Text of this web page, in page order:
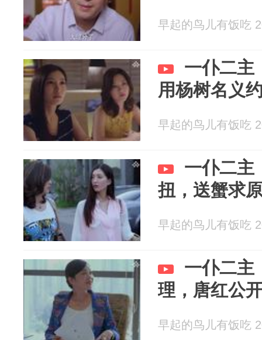
早起的鸟儿有饭吃
一仆二主
用杨树名义
早起的鸟儿有饭吃
一仆二主
扭，送蟹求
早起的鸟儿有饭吃
一仆二主
理，唐红公
早起的鸟儿有饭吃